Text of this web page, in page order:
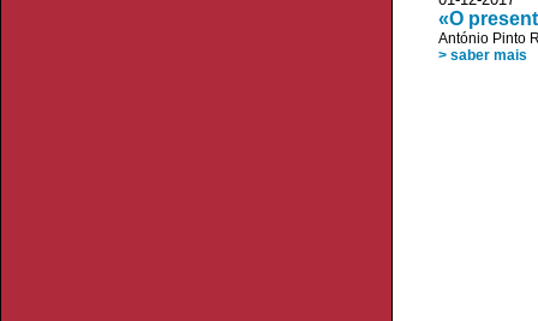
«O
António Pinto
> saber mais